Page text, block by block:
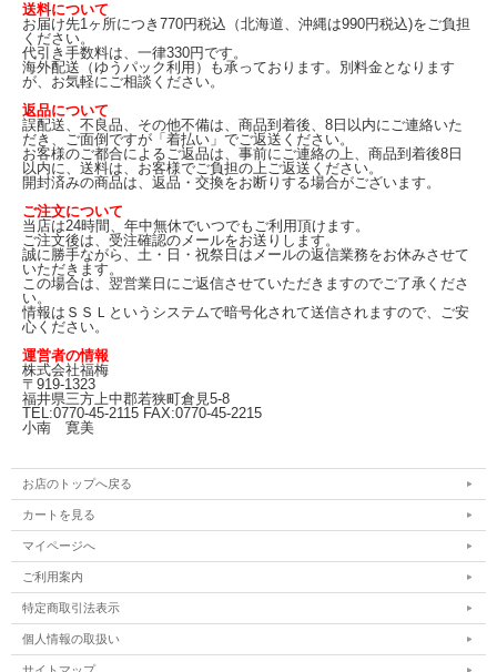
送料について
お届け先1ヶ所につき770円税込（北海道、沖縄は990円税込)をご負担
ください。
代引き手数料は、一律330円です。
海外配送（ゆうパック利用）も承っております。別料金となります
が、お気軽にご相談ください。
返品について
誤配送、不良品、その他不備は、商品到着後、8日以内にご連絡いた
だき、ご面倒ですが「着払い」でご返送ください。
お客様のご都合によるご返品は、事前にご連絡の上、商品到着後8日
以内に、送料は、お客様でご負担の上ご返送ください。
開封済みの商品は、返品・交換をお断りする場合がございます。
ご注文について
当店は24時間、年中無休でいつでもご利用頂けます。
ご注文後は、受注確認のメールをお送りします。
誠に勝手ながら、土・日・祝祭日はメールの返信業務をお休みさせて
いただきます。
この場合は、翌営業日にご返信させていただきますのでご了承くださ
い。
情報はＳＳＬというシステムで暗号化されて送信されますので、ご安
心ください。
運営者の情報
株式会社福梅
〒919-1323
福井県三方上中郡若狭町倉見5-8
TEL:0770-45-2115 FAX:0770-45-2215
小南 寛美
お店のトップへ戻る
カートを見る
マイページへ
ご利用案内
特定商取引法表示
個人情報の取扱い